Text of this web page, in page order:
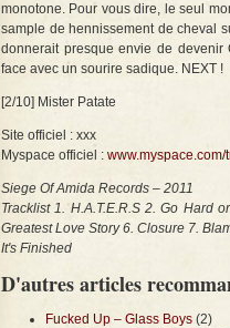
monotone. Pour vous dire, le seul
sample de hennissement de cheval
donnerait presque envie de
face avec un sourire sadique. NEXT !
[2/10] Mister Patate
Site officiel : xxx
Myspace officiel : www.myspace.com/
Siege Of Amida Records – 2011
Tracklist 1. H.A.T.E.R.S 2. Go Hard
Greatest Love Story 6. Closure 7.
It's Finished
D'autres articles
Fucked Up – Glass Boys (2)